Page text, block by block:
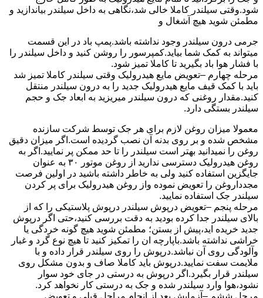
شود.وقتی سیلندر کاملا خالی شد،نگاهی به داخل سیلندر بیاندازید و
مطمئن شوید هیچ آشغال و
جرمی درون سیلندر وجود نداشته باشد.پمپ باد در این قسمت
میتواند به کمک شما بیاید.کمپرسور را روشن کنید و داخل سیلندر را
با فشار هوا باد بگیرید تا کاملا تمیز شود.
مرحله چهارم –تعویض مایع هیدرولیک وقتی سیلندر کاملا تمیز شد
باید با کمک قیف مایع هیدرولیک جدید را به درون سیلندر منتقل
کنید.مقدار روغنی که درون سیلندر میریزید به ابعاد جک و حجم
سیلندر بستگی دارد.
معمولا میزان روغن لازم برای هر جک توسط شرکت سازنده
مشخص شده و بر روی بدنه آن نصب گردیده است.اگر میزان دقیق
روغن را نمیدانید بهتر است سیلندر را تا حد ممکن پر نمایید.اگر به
روغن هیدرولیک دسترسی ندارید از روغن موتور ۳۰ به عنوان
جایگزین استفاده کنید ولی به خاطر داشته باشید در اولین فرصت
مجدداروغن را تعویض نموده واز روغن هیدرولیک برای پر کردن
سیلندر جک استفاده نمایید.
مرحله پنجم –تعویض درپوش سیلندر درپوش پلاستیکی را که از
بالای سیلندر جدا کرده بودید به دقت بررسی کنید،حتی اگر درپوش
جدید خریده اید،پیش از بستن؛ مطمئن شوید هیچ گونه خردگی یا
خراشی نداشته باشد.باپارچه ان را تمکیز کنید تا هیچ نوع گرد و غبار
وآلودگی روی آن نباشد.درپوش را روی سیلندر قرار داده و با
ملایمت سفت نمایید.درپوش باید کاملا صاف و بدون مشکل روی
سیلندر قرار بگیرد.اگر درپوش به درستی در جای خود سوار
نشود،هوا وارد سیلندر شده و جک به درستی کار نخواهد کرد.